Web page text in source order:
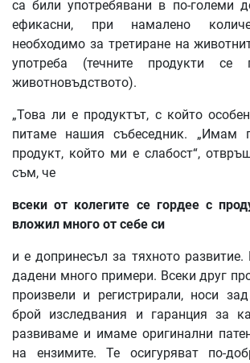
са били употребявани в по-големи
ефикасни, при намалено
необходимо за третиране на
употреба (течните продукти се
животновъдството).
„Това ли е продуктът, с който
питаме нашия събеседник. „Имам
продукт, който ми е слабост“,
съм, че
всеки от колегите се гордее с
вложил много от себе си
и е допринесъл за тяхното
дадени много примери. Всеки друг
произвели и регистрирали, носи
брой изследвания и гаранция за
развиваме и имаме оригинални
на ензимите. Те осигуряват по-